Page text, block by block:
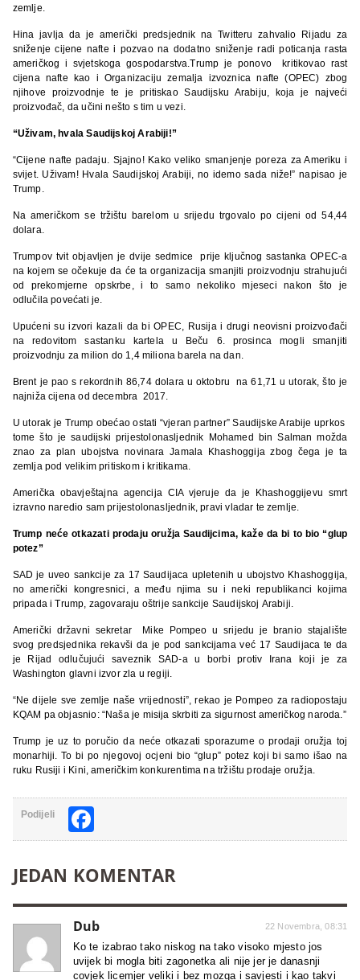
zemlje.
Hina javlja da je američki predsjednik na Twitteru zahvalio Rijadu za
sniženje cijene nafte i pozvao na dodatno sniženje radi poticanja rasta
američkog i svjetskoga gospodarstva.Trump je ponovo kritikovao rast
cijena nafte kao i Organizaciju zemalja izvoznica nafte (OPEC) zbog
njihove proizvodnje te je pritiskao Saudijsku Arabiju, koja je najveći
proizvođač, da učini nešto s tim u vezi.
“Uživam, hvala Saudijskoj Arabiji!”
“Cijene nafte padaju. Sjajno! Kako veliko smanjenje poreza za Ameriku i
svijet. Uživam! Hvala Saudijskoj Arabiji, no idemo sada niže!” napisao je
Trump.
Na američkom se tržištu barelom u srijedu trgovalo po cijeni od 54,44
dolara.
Trumpov tvit objavljen je dvije sedmice prije ključnog sastanka OPEC-a
na kojem se očekuje da će ta organizacija smanjiti proizvodnju strahujući
od prekomjerne opskrbe, i to samo nekoliko mjeseci nakon što je
odlučila povećati je.
Upućeni su izvori kazali da bi OPEC, Rusija i drugi neovisni proizvođači
na redovitom sastanku kartela u Beču 6. prosinca mogli smanjiti
proizvodnju za milion do 1,4 miliona barela na dan.
Brent je pao s rekordnih 86,74 dolara u oktobru na 61,71 u utorak, što je
najniža cijena od decembra 2017.
U utorak je Trump obećao ostati “vjeran partner” Saudijske Arabije uprkos
tome što je saudijski prijestolonasljednik Mohamed bin Salman možda
znao za plan ubojstva novinara Jamala Khashoggija zbog čega je ta
zemlja pod velikim pritiskom i kritikama.
Američka obavještajna agencija CIA vjeruje da je Khashoggijevu smrt
izravno naredio sam prijestolonasljednik, pravi vladar te zemlje.
Trump neće otkazati prodaju oružja Saudijcima, kaže da bi to bio “glup
potez”
SAD je uveo sankcije za 17 Saudijaca upletenih u ubojstvo Khashoggija,
no američki kongresnici, a među njima su i neki republikanci kojima
pripada i Trump, zagovaraju oštrije sankcije Saudijskoj Arabiji.
Američki državni sekretar Mike Pompeo u srijedu je branio stajalište
svog predsjednika rekavši da je pod sankcijama već 17 Saudijaca te da
je Rijad odlučujući saveznik SAD-a u borbi protiv Irana koji je za
Washington glavni izvor zla u regiji.
“Ne dijele sve zemlje naše vrijednosti”, rekao je Pompeo za radiopostaju
KQAM pa objasnio: “Naša je misija skrbiti za sigurnost američkog naroda.”
Trump je uz to poručio da neće otkazati sporazume o prodaji oružja toj
monarhiji. To bi po njegovoj ocjeni bio “glup” potez koji bi samo išao na
ruku Rusiji i Kini, američkim konkurentima na tržištu prodaje oružja.
Podijeli
JEDAN KOMENTAR
Dub 22 Novembra, 08:31
Ko te izabrao tako niskog na tako visoko mjesto jos
uvijek bi mogla biti zagonetka ali nije jer je danasnji
covjek licemjer veliki i bez mozga i savjesti i kao takvi